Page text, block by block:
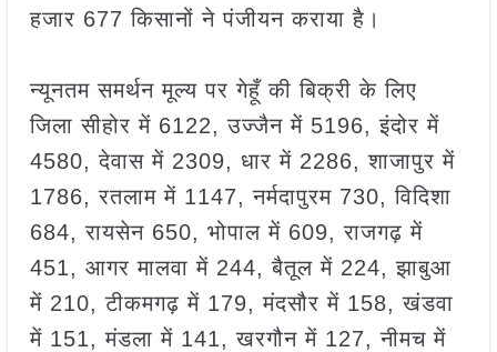
हजार 677 किसानों ने पंजीयन कराया है।
न्यूनतम समर्थन मूल्य पर गेहूँ की बिक्री के लिए
जिला सीहोर में 6122, उज्जैन में 5196, इंदोर में
4580, देवास में 2309, धार में 2286, शाजापुर में
1786, रतलाम में 1147, नर्मदापुरम 730, विदिशा
684, रायसेन 650, भोपाल में 609, राजगढ़ में
451, आगर मालवा में 244, बैतूल में 224, झाबुआ
में 210, टीकमगढ़ में 179, मंदसौर में 158, खंडवा
में 151, मंडला में 141, खरगौन में 127, नीमच में